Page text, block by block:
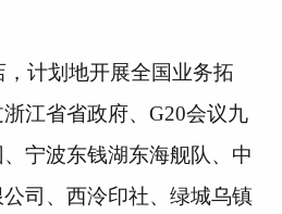
计划地开展全国业务拓
江省省政府、G20会议九
宁波东钱湖东海舰队、中
司、西泠印社、绿城乌镇